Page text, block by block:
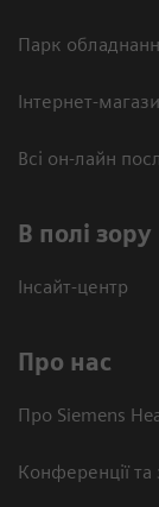
Парк
Інтернет-
Всі он-лайн
В полі зору
Інсайт-центр
Про нас
Про Siemens
Конференції та